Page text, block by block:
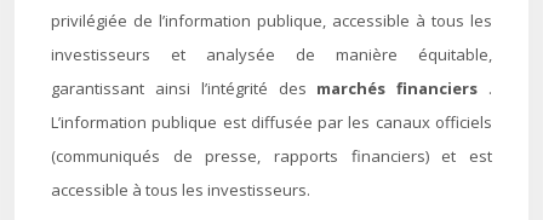
privilégiée de l’information publique, accessible à tous les
investisseurs et analysée de manière équitable,
garantissant ainsi l’intégrité des marchés financiers .
L’information publique est diffusée par les canaux officiels
(communiqués de presse, rapports financiers) et est
accessible à tous les investisseurs.